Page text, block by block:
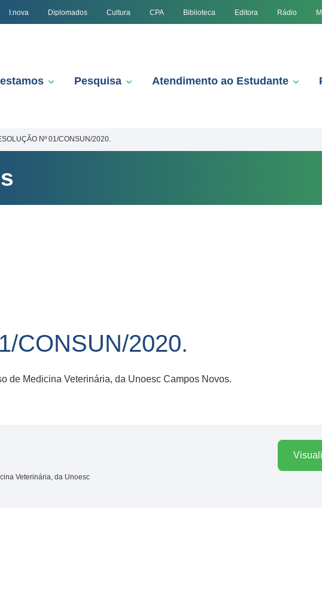
I.nova Diplomados Cultura CPA Biblioteca Editora Rádio
Pesquisa Atendimento ao Estudante
Nº 01/CONSUN/2020.
CONSUN/2020.
de Medicina Veterinária, da Unoesc Campos Novos.
Veterinária, da Unoesc